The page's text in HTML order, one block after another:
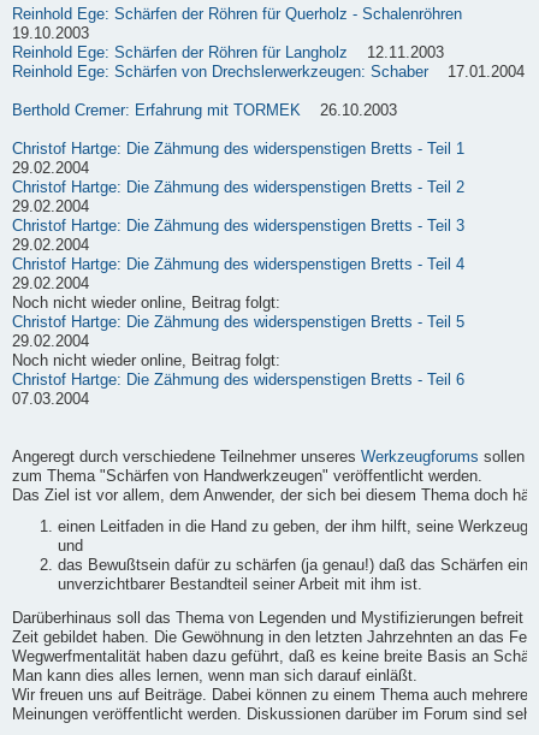
Reinhold Ege: Schärfen der Röhren für Querholz - Schalenröhren
19.10.2003
Reinhold Ege: Schärfen der Röhren für Langholz 12.11.2003
Reinhold Ege: Schärfen von Drechslerwerkzeugen: Schaber 17.01.2004
Berthold Cremer: Erfahrung mit TORMEK 26.10.2003
Christof Hartge: Die Zähmung des widerspenstigen Bretts - Teil 1
29.02.2004
Christof Hartge: Die Zähmung des widerspenstigen Bretts - Teil 2
29.02.2004
Christof Hartge: Die Zähmung des widerspenstigen Bretts - Teil 3
29.02.2004
Christof Hartge: Die Zähmung des widerspenstigen Bretts - Teil 4
29.02.2004
Noch nicht wieder online, Beitrag folgt:
Christof Hartge: Die Zähmung des widerspenstigen Bretts - Teil 5
29.02.2004
Noch nicht wieder online, Beitrag folgt:
Christof Hartge: Die Zähmung des widerspenstigen Bretts - Teil 6
07.03.2004
Angeregt durch verschiedene Teilnehmer unseres Werkzeugforums sollen
zum Thema "Schärfen von Handwerkzeugen" veröffentlicht werden.
Das Ziel ist vor allem, dem Anwender, der sich bei diesem Thema doch
einen Leitfaden in die Hand zu geben, der ihm hilft, seine
und
das Bewußtsein dafür zu schärfen (ja genau!) daß das Schärfen
unverzichtbarer Bestandteil seiner Arbeit mit ihm ist.
Darüberhinaus soll das Thema von Legenden und Mystifizierungen befreit
Zeit gebildet haben. Die Gewöhnung in den letzten Jahrzehnten an das
Wegwerfmentalität haben dazu geführt, daß es keine breite Basis an
Man kann dies alles lernen, wenn man sich darauf einläßt.
Wir freuen uns auf Beiträge. Dabei können zu einem Thema auch mehrere
Meinungen veröffentlicht werden. Diskussionen darüber im Forum sind